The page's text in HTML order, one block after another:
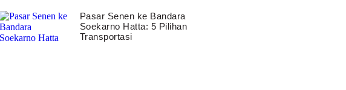
Pasar Senen ke Bandara
Soekarno Hatta: 5 Pilihan
Transportasi